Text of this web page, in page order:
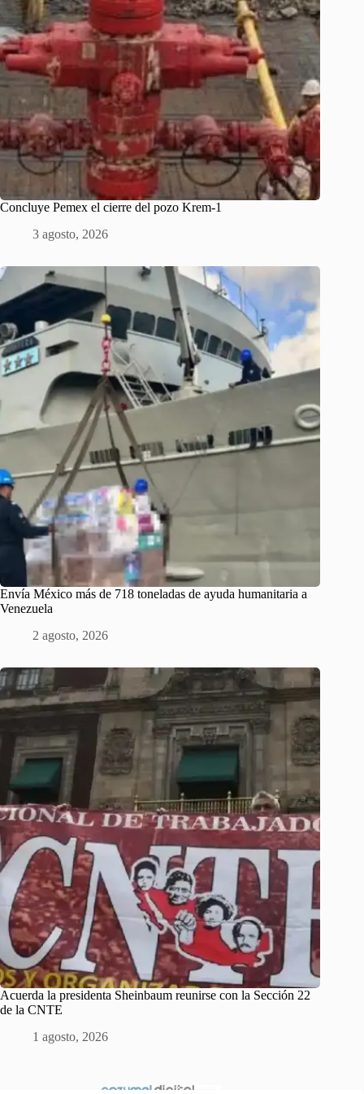
Concluye Pemex el cierre del pozo Krem-1
3 agosto, 2026
Envía México más de 718 toneladas de ayuda humanitaria a
Venezuela
2 agosto, 2026
Acuerda la presidenta Sheinbaum reunirse con la Sección 22
de la CNTE
1 agosto, 2026